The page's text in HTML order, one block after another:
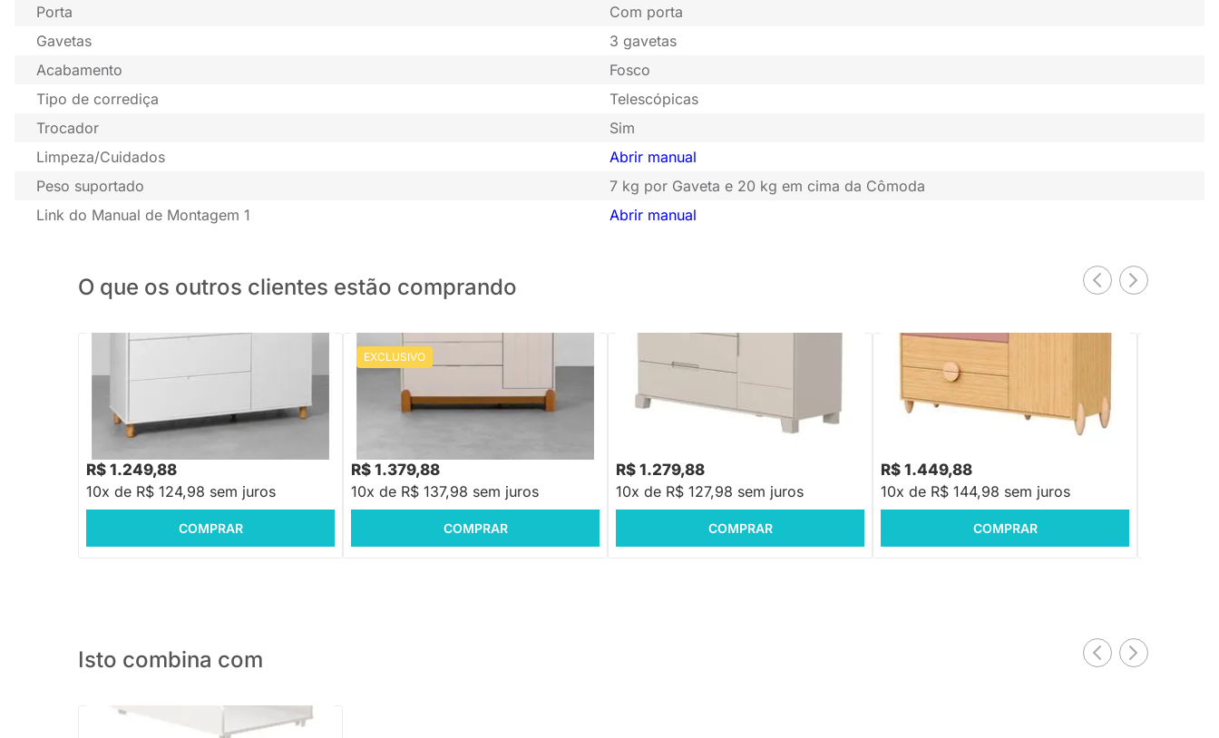
Porta
Com porta
Gavetas
3 gavetas
Acabamento
Fosco
Tipo de corrediça
Telescópicas
Trocador
Sim
Limpeza/Cuidados
Abrir manual
Peso suportado
7 kg por Gaveta e 20 kg em cima da Cômoda
Link do Manual de Montagem 1
Abrir manual
O que os outros clientes estão comprando
Pés Natural - Branco Fosco
R$ 1.499,88
R$ 1.249,88
10x de R$ 124,98 sem juros
COMPRAR
EXCLUSIVO PRONTA ENTREGA
Cômoda Lotus com 4 Gavetas e 1 Porta -
Areia Fosco
R$ 1.379,88
10x de R$ 137,98 sem juros
COMPRAR
Cômoda Luna 4 Gavetas e 1 Porta - Areia
R$ 1.279,88
10x de R$ 127,98 sem juros
COMPRAR
Cômoda Gracia 4 Gavetas e 1 Porta -
Rose e Naturale
R$ 1.449,88
10x de R$ 144,98 sem juros
COMPRAR
Isto combina com
PRONTA ENTREGA